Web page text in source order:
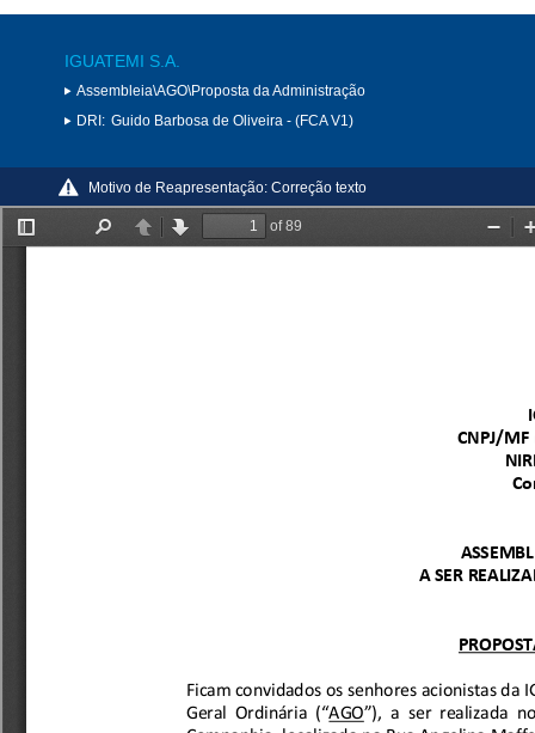
IGUATEMI S.A.
Assembleia\AGO\Proposta da Administração
DRI: Guido Barbosa de Oliveira - (FCA V1)
Motivo de Reapresentação: Correção texto